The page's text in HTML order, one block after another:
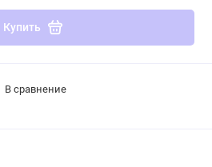
Купить
В сравнение